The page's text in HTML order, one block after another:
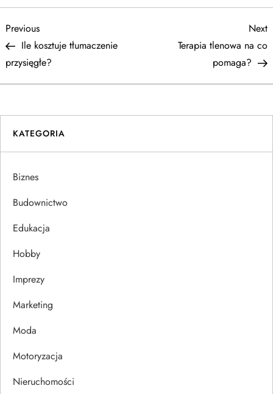
N
a
w
i
g
a
c
a
w
p
Previous
Post
Previous
Ile kosztuje tłumaczenie
przysięgłe?
Next
Terapia tlenowa na co
pomaga?
KATEGORIA
Biznes
Budownictwo
Edukacja
Hobby
Imprezy
Marketing
Moda
Motoryzacja
Nieruchomości